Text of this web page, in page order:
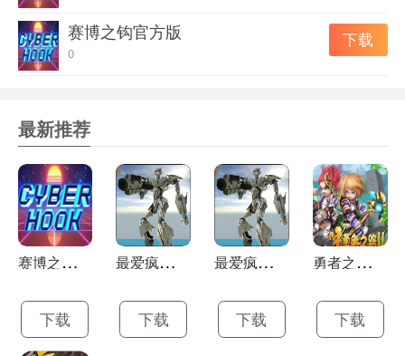
赛博之钩官方版
0
下载
最新推荐
赛
博之钩最新版
下载
最
爱疯狂战机正式版
下载
最
爱疯狂战机最新版
下载
勇
者之路2加强版
下载